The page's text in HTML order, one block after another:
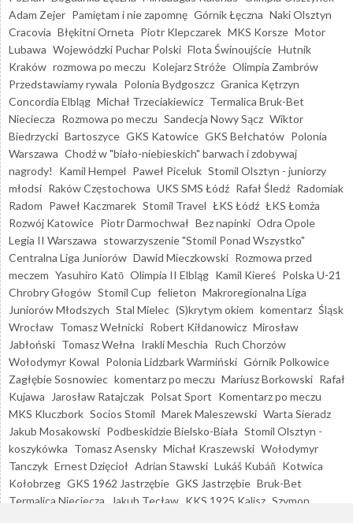
Adam Zejer Pamiętam i nie zapomnę Górnik Łęczna Naki Olsztyn
Cracovia Błękitni Orneta Piotr Klepczarek MKS Korsze Motor
Lubawa Wojewódzki Puchar Polski Flota Świnoujście Hutnik
Kraków rozmowa po meczu Kolejarz Stróże Olimpia Zambrów
Przedstawiamy rywala Polonia Bydgoszcz Granica Kętrzyn
Concordia Elbląg Michał Trzeciakiewicz Termalica Bruk-Bet
Nieciecza Rozmowa po meczu Sandecja Nowy Sącz Wiktor
Biedrzycki Bartoszyce GKS Katowice GKS Bełchatów Polonia
Warszawa Chodź w "biało-niebieskich" barwach i zdobywaj
nagrody!
Kamil Hempel Paweł Piceluk Stomil Olsztyn - juniorzy
młodsi Raków Częstochowa UKS SMS Łódź Rafał Śledź Radomiak
Radom Paweł Kaczmarek Stomil Travel ŁKS Łódź ŁKS Łomża
Rozwój Katowice Piotr Darmochwał Bez napinki Odra Opole
Legia II Warszawa stowarzyszenie "Stomil Ponad Wszystko"
Centralna Liga Juniorów Dawid Mieczkowski Rozmowa przed
meczem Yasuhiro Katō Olimpia II Elbląg Kamil Kiereś Polska U-21
Chrobry Głogów Stomil Cup felieton Makroregionalna Liga
Juniorów Młodszych Stal Mielec (S)krytym okiem komentarz Śląsk
Wrocław Tomasz Wełnicki Robert Kiłdanowicz Mirosław
Jabłoński Tomasz Wełna Irakli Meschia Ruch Chorzów
Wołodymyr Kowal Polonia Lidzbark Warmiński Górnik Polkowice
Zagłębie Sosnowiec komentarz po meczu Mariusz Borkowski Rafał
Kujawa
Jarosław Ratajczak Polsat Sport Komentarz po meczu
MKS Kluczbork Socios Stomil Marek Maleszewski Warta Sieradz
Jakub Mosakowski Podbeskidzie Bielsko-Biała Stomil Olsztyn -
koszykówka Tomasz Asensky Michał Kraszewski Wołodymyr
Tanczyk Ernest Dzięcioł Adrian Stawski Lukáš Kubáň Kotwica
Kołobrzeg GKS 1962 Jastrzębie GKS Jastrzębie Bruk-Bet
Termalica Nieciecza
Jakub Tecław KKS 1925 Kalisz Szymon